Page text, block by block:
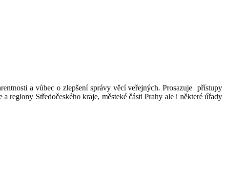
a vůbec o zlepšení správy věcí veřejných. Prosazuje přístupy
regiony Středočeského kraje, městeké části Prahy ale i některé úřady